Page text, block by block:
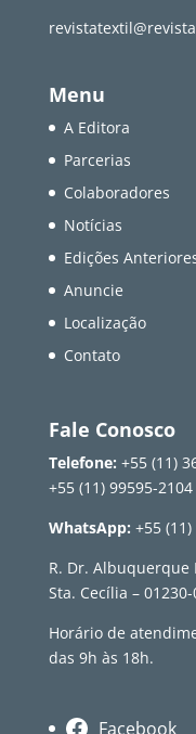
Menu
A Editora
Parcerias
Colaboradores
Notícias
Edições
Anuncie
Localização
Contato
Fale Conosco
Telefone: +55 (11)
+55 (11) 99595-2104
WhatsApp: +55
R. Dr. Albuquerque
Sta. Cecília –
Horário de
das 9h às 18h.
Facebook